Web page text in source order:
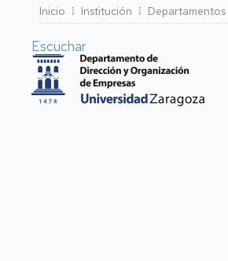
Ruta
de
navegación
Inicio Institución Departamentos
Escuchar